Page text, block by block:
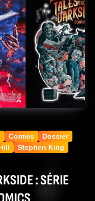
Comics
Dossier
Stephen King
: SÉRIE